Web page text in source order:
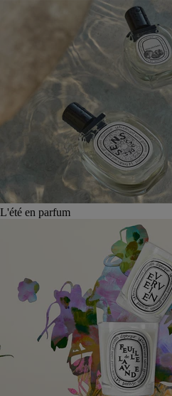
L'été en parfum